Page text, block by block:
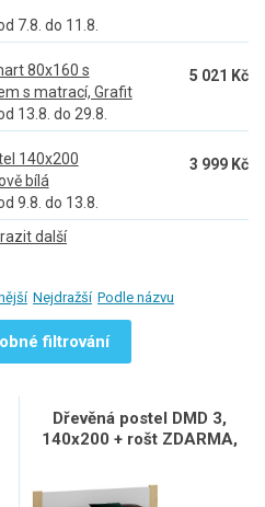
"prohřát"
7.8. do 11.8.
80x160 s
s matrací, Grafit
13.8. do 29.8.
5 021 Kč
140x200
bílá
9.8. do 13.8.
3 999 Kč
další
Nejdražší Podle názvu
filtrování
Dřevěná postel DMD 3,
140x200 + rošt ZDARMA,